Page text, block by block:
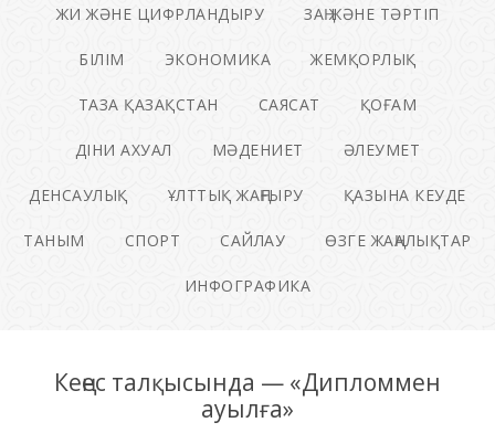
ЖИ ЖӘНЕ ЦИФРЛАНДЫРУ ЗАҢ ЖӘНЕ ТӘРТІП
БІЛІМ ЭКОНОМИКА ЖЕМҚОРЛЫҚ
ТАЗА ҚАЗАҚСТАН САЯСАТ ҚОҒАМ
ДІНИ АХУАЛ МӘДЕНИЕТ ӘЛЕУМЕТ
ДЕНСАУЛЫҚ ҰЛТТЫҚ ЖАҢҒЫРУ ҚАЗЫНА КЕУДЕ
ТАНЫМ СПОРТ САЙЛАУ ӨЗГЕ ЖАҢАЛЫҚТАР
ИНФОГРАФИКА
Кеңес талқысында — «Дипломмен
ауылға»